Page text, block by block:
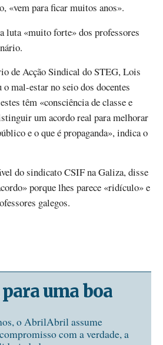
«vem para ficar muitos anos».
luta «muito forte» dos professores
de Acção Sindical do STEG, Lois
o mal-estar no seio dos docentes
têm «consciência de classe e
um acordo real para melhorar
e o que é propaganda», indica o
do sindicato CSIF na Galiza, disse
porque lhes parece «ridículo» e
galegos.
uma boa
o AbrilAbril assume
com a verdade, a